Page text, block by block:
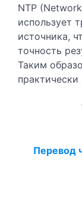
NTP
использует
источника,
точность
Таким
Перевод